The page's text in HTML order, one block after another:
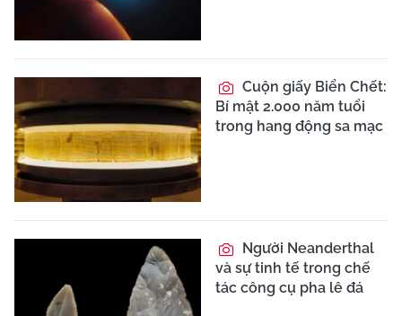
Cuộn giấy Biển Chết:
Bí mật 2.000 năm tuổi
trong hang động sa mạc
Người Neanderthal
và sự tinh tế trong chế
tác công cụ pha lê đá